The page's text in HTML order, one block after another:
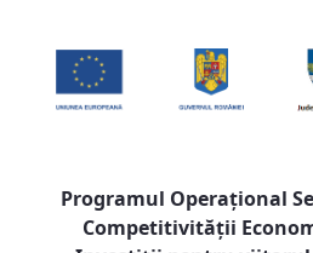
Programul Operaţional
Competitivităţii